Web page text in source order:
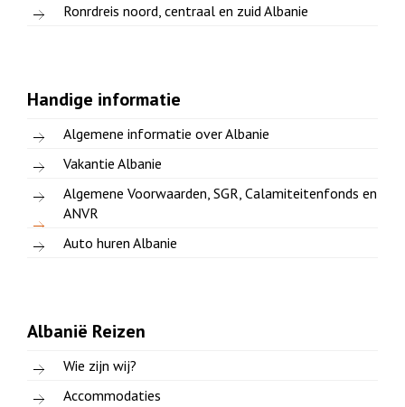
Ronrdreis noord, centraal en zuid Albanie
Handige informatie
Algemene informatie over Albanie
Vakantie Albanie
Algemene Voorwaarden, SGR, Calamiteitenfonds en
ANVR
Auto huren Albanie
Albanië Reizen
Wie zijn wij?
Accommodaties